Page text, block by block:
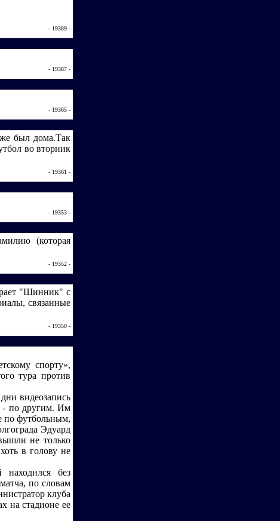
- 19389 -
- 19387 -
- 19365 -
был дома.Так
во вторник
- 19361 -
- 19353 -
(которая
- 19352 -
"Шинник" с
связанные
- 19350 -
спорту»,
тура против
видеозапись
- по другим. Им
по футбольным,
Эдуард
не только
в голову не
находился без
по словам
клуба
на стадионе ее